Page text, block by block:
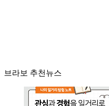
브라보 추천뉴스